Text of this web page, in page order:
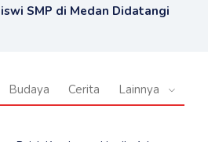
SMP di Medan Didatangi
Budaya Cerita Lainnya